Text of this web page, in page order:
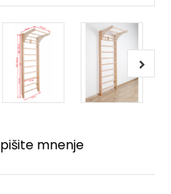
mnenje